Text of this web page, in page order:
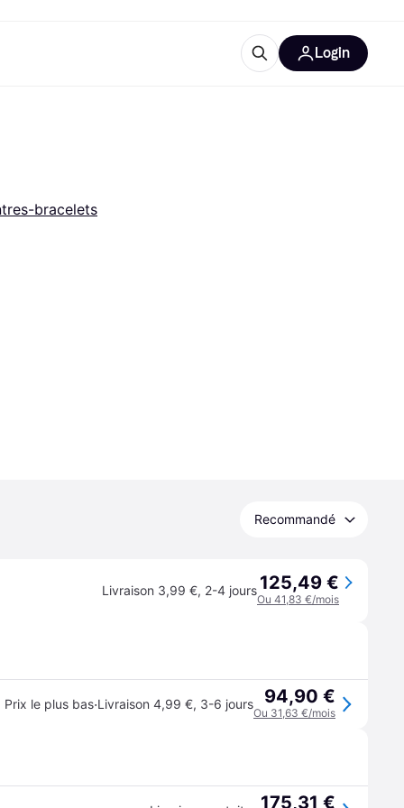
Login
bracelets
Recommandé
Livraison 3,99 €, 2-4 jours 125,49 €
Ou 41,83 €/mois
Prix le plus bas·Livraison 4,99 €, 3-6 jours 94,90 €
Ou 31,63 €/mois
175,31 €